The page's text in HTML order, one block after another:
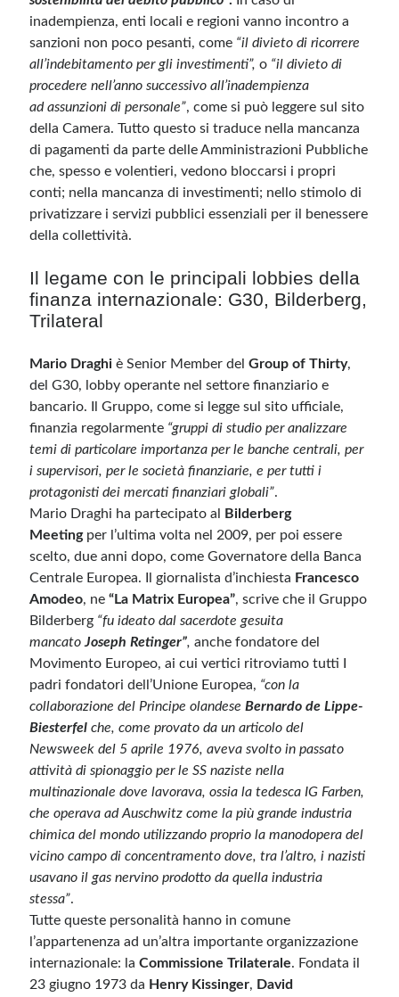
inadempienza, enti locali e regioni vanno incontro a
sanzioni non poco pesanti, come “il divieto di ricorrere
all’indebitamento per gli investimenti”, o “il divieto di
procedere nell’anno successivo all’inadempienza
ad assunzioni di personale”, come si può leggere sul sito
della Camera. Tutto questo si traduce nella mancanza
di pagamenti da parte delle Amministrazioni Pubbliche
che, spesso e volentieri, vedono bloccarsi i propri
conti; nella mancanza di investimenti; nello stimolo di
privatizzare i servizi pubblici essenziali per il benessere
della collettività.
Il legame con le principali lobbies della
finanza internazionale: G30, Bilderberg,
Trilateral
Mario Draghi è Senior Member del Group of Thirty,
del G30, lobby operante nel settore finanziario e
bancario. Il Gruppo, come si legge sul sito ufficiale,
finanzia regolarmente “gruppi di studio per analizzare
temi di particolare importanza per le banche centrali, per
i supervisori, per le società finanziarie, e per tutti i
protagonisti dei mercati finanziari globali”.
Mario Draghi ha partecipato al
Bilderberg
Meeting per l’ultima volta nel 2009, per poi essere
scelto, due anni dopo, come Governatore della Banca
Centrale Europea. Il giornalista d’inchiesta Francesco
Amodeo, ne “La Matrix Europea”, scrive che il Gruppo
Bilderberg “fu ideato dal sacerdote gesuita
mancato Joseph Retinger”, anche fondatore del
Movimento Europeo, ai cui vertici ritroviamo tutti I
padri fondatori dell’Unione Europea, “con la
collaborazione del Principe olandese Bernardo de Lippe-
Biesterfel che, come provato da un articolo del
Newsweek del 5 aprile 1976, aveva svolto in passato
attività di spionaggio per le SS naziste nella
multinazionale dove lavorava, ossia la tedesca IG Farben,
che operava ad Auschwitz come la più grande industria
chimica del mondo utilizzando proprio la manodopera del
vicino campo di concentramento dove, tra l’altro, i nazisti
usavano il gas nervino prodotto da quella industria
stessa”.
Tutte queste personalità hanno in comune
l’appartenenza ad un’altra importante organizzazione
internazionale: la Commissione Trilaterale. Fondata il
23 giugno 1973 da Henry Kissinger, David